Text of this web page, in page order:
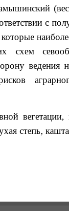
с
схем
ведения
вегетации,
степь,